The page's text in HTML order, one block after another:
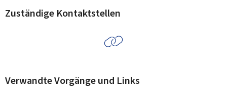
Zuständige Kontaktstellen
Verwandte Vorgänge und Links